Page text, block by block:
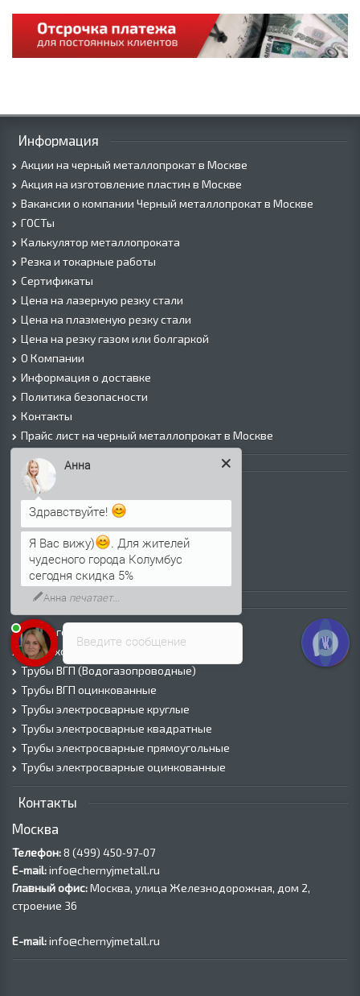
Информация
Акции на черный металлопрокат в Москве
Акция на изготовление пластин в Москве
Вакансии о компании Черный металлопрокат в Москве
ГОСТы
Калькулятор металлопроката
Резка и токарные работы
Сертификаты
Цена на лазерную резку стали
Цена на плазменую резку стали
Цена на резку газом или болгаркой
О Компании
Информация о доставке
Политика безопасности
Контакты
Прайс лист на черный металлопрокат в Москве
Листовой прокат
Лист г/к
Лист х/к
Просечно-вытяжной лист (ПВЛ)
Лист рифленый
Лист оцинкованный
Трубы горячедеформированные
Труба холоднодеформированная
Трубы ВГП (Водогазопроводные)
Трубы ВГП оцинкованные
Трубы электросварные круглые
Трубы электросварные квадратные
Трубы электросварные прямоугольные
Трубы электросварные оцинкованные
Контакты
Москва
Телефон:8 (499) 450‑97-07
E-mail:info@chernyjmetall.ru
Главный офис:Москва, улица Железнодорожная, дом 2,
строение 36
E-mail:info@chernyjmetall.ru
Введите сообщение
Анна
Здравствуйте!
Я Вас вижу)
. Для жителей
чудесного города Колумбус
сегодня скидка 5%
Анна печатает...